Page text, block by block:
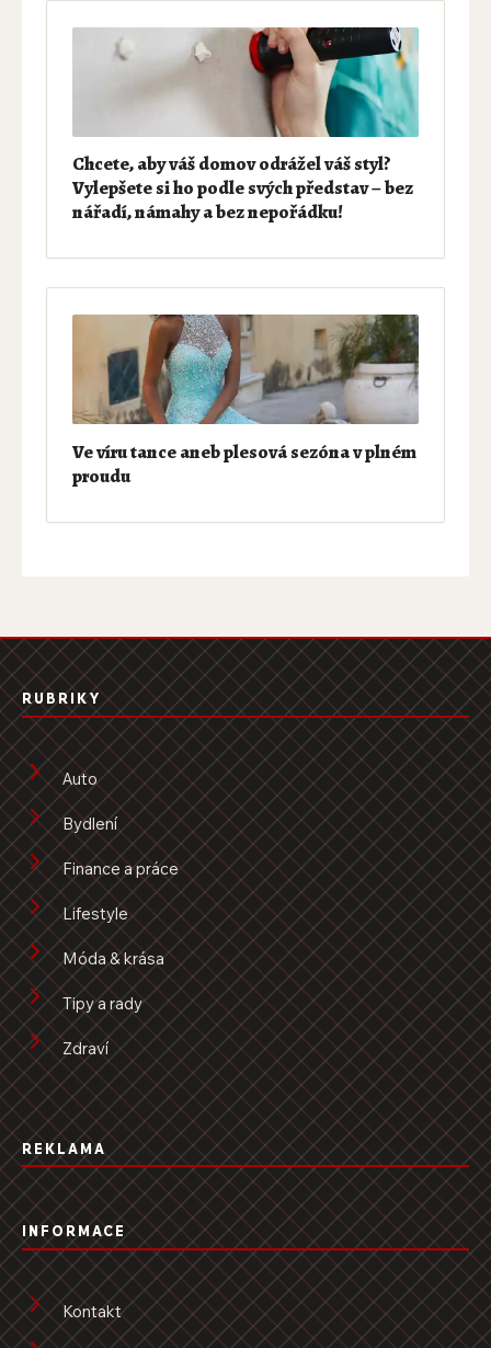
Chcete, aby váš domov odrážel váš styl?
Vylepšete si ho podle svých představ – bez
nářadí, námahy a bez nepořádku!
Ve víru tance aneb plesová sezóna v plném
proudu
RUBRIKY
Auto
Bydlení
Finance a práce
Lifestyle
Móda & krása
Tipy a rady
Zdraví
REKLAMA
INFORMACE
Kontakt